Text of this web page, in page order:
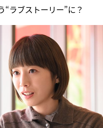
“ラブストーリー”に？